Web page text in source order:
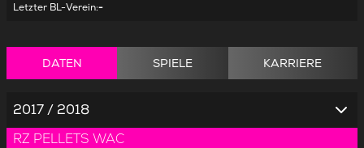
Letzter BL-Verein:-
DATEN SPIELE KARRIERE
2017 / 2018
RZ PELLETS WAC